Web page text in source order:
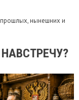
прошлых, нынешних и